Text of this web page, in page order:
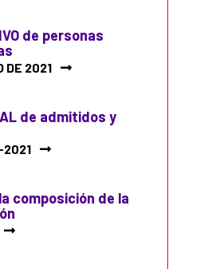
de personas
DE 2021
de admitidos y
2021
composición de la